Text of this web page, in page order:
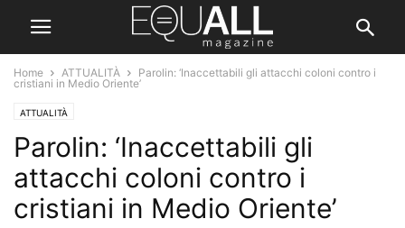
Home ATTUALITÀ
Parolin: ‘Inaccettabili gli attacchi coloni contro i
cristiani in Medio Oriente’
ATTUALITÀ
Parolin: ‘Inaccettabili gli
attacchi coloni contro i
cristiani in Medio Oriente’